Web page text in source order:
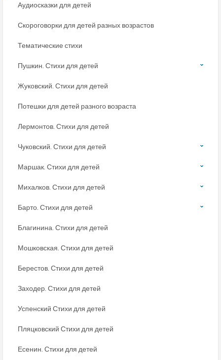
Аудиосказки для детей
Скороговорки для детей разных возрастов
Тематические стихи
Пушкин. Стихи для детей
Жуковский. Стихи для детей
Потешки для детей разного возраста
Лермонтов. Стихи для детей
Чуковский. Стихи для детей
Маршак. Стихи для детей
Михалков. Стихи для детей
Барто. Стихи для детей
Благинина. Стихи для детей
Мошковская. Стихи для детей
Берестов. Стихи для детей
Заходер. Стихи для детей
Успенский Стихи для детей
Пляцковский Стихи для детей
Есенин. Стихи для детей